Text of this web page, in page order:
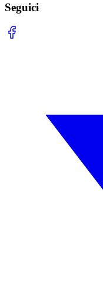
Seguici